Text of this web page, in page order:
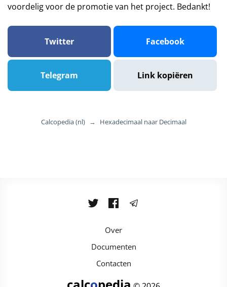
voordelig voor de promotie van het project. Bedankt!
Twitter Facebook
Telegram Link kopiëren
Calcopedia (nl) → Hexadecimaal naar Decimaal
Over
Documenten
Contacten